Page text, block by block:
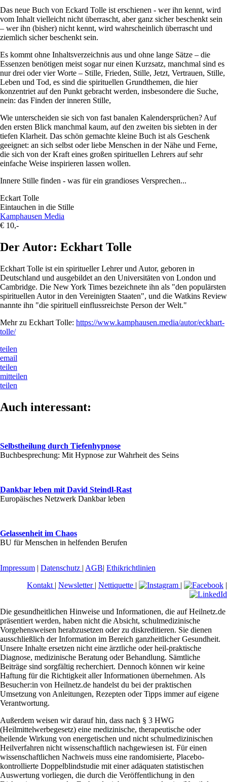
Das neue Buch von Eckard Tolle ist erschienen - wer ihn kennt, wird
vom Inhalt vielleicht nicht überrascht, aber ganz sicher beschenkt sein
– wer ihn (bisher) nicht kennt, wird wahrscheinlich überrascht und
ziemlich sicher beschenkt sein.
Es kommt ohne Inhaltsverzeichnis aus und ohne lange Sätze – die
Essenzen benötigen meist sogar nur einen Kurzsatz, manchmal sind es
nur drei oder vier Worte – Stille, Frieden, Stille, Jetzt, Vertrauen, Stille,
Leben und Tod, es sind die spirituellen Grundthemen, die hier
konzentriet auf den Punkt gebracht werden, insbesondere die Suche,
nein: das Finden der inneren Stille,
Wie unterscheiden sie sich von fast banalen Kalendersprüchen? Auf
den ersten Blick manchmal kaum, auf den zweiten bis siebten in der
tiefen Klarheit. Das schön gemachte kleine Buch ist als Geschenk
geeignet: an sich selbst oder liebe Menschen in der Nähe und Ferne,
die sich von der Kraft eines großen spirituellen Lehrers auf sehr
einfache Weise inspirieren lassen wollen.
Innere Stille finden - was für ein grandioses Versprechen...
Eckart Tolle
Eintauchen in die Stille
Kamphausen Media
€ 10,-
Der Autor: Eckhart Tolle
Eckhart Tolle ist ein spiritueller Lehrer und Autor, geboren in
Deutschland und ausgebildet an den Universitäten von London und
Cambridge. Die New York Times bezeichnete ihn als "den populärsten
spirituellen Autor in den Vereinigten Staaten", und die Watkins Review
nannte ihn "die spirituell einflussreichste Person der Welt."
Mehr zu Eckhart Tolle: https://www.kamphausen.media/autor/eckhart-
tolle/
teilen
email
teilen
mitteilen
teilen
Auch interessant:
Selbstheilung durch Tiefenhypnose
Buchbesprechung: Mit Hypnose zur Wahrheit des Seins
Dankbar leben mit David Steindl-Rast
Europäisches Netzwerk Dankbar leben
Gelassenheit im Chaos
BU für Menschen in helfenden Berufen
Impressum | Datenschutz | AGB| Ethikrichtlinien
Kontakt | Newsletter | Nettiquette | | |
Die gesundheitlichen Hinweise und Informationen, die auf Heilnetz.de
präsentiert werden, haben nicht die Absicht, schulmedizinische
Vorgehensweisen herabzusetzen oder zu diskreditieren. Sie dienen
ausschließlich der Information im Bereich ganzheitlicher Gesundheit.
Unsere Inhalte ersetzen nicht eine ärztliche oder heil-praktische
Diagnose, medizinische Beratung oder Behandlung. Sämtliche
Beiträge sind sorgfältig recherchiert. Dennoch können wir keine
Haftung für die Richtigkeit aller Informationen übernehmen. Als
Besucher:in von Heilnetz.de handelst du bei der praktischen
Umsetzung von Anleitungen, Rezepten oder Tipps immer auf eigene
Verantwortung.
Außerdem weisen wir darauf hin, dass nach § 3 HWG
(Heilmittelwerbegesetz) eine medizinische, therapeutische oder
heilende Wirkung von energetischen und nicht schulmedizinischen
Heilverfahren nicht wissenschaftlich nachgewiesen ist. Für einen
wissenschaftlichen Nachweis muss eine randomisierte, Placebo-
kontrollierte Doppelblindstudie mit einer adäquaten statistischen
Auswertung vorliegen, die durch die Veröffentlichung in den